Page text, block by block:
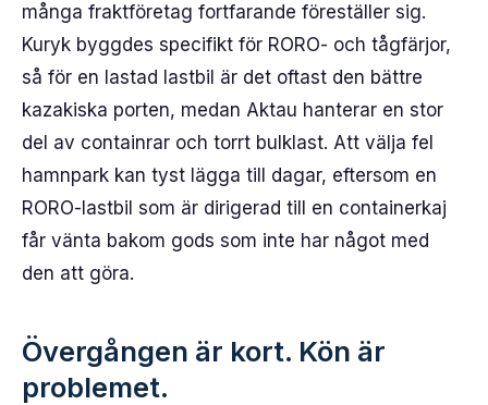
många fraktföretag fortfarande föreställer sig.
Kuryk byggdes specifikt för RORO- och tågfärjor,
så för en lastad lastbil är det oftast den bättre
kazakiska porten, medan Aktau hanterar en stor
del av containrar och torrt bulklast. Att välja fel
hamnpark kan tyst lägga till dagar, eftersom en
RORO-lastbil som är dirigerad till en containerkaj
får vänta bakom gods som inte har något med
den att göra.
Övergången är kort. Kön är
problemet.